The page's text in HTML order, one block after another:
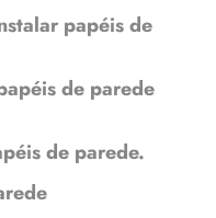
papéis de
de parede
de parede.